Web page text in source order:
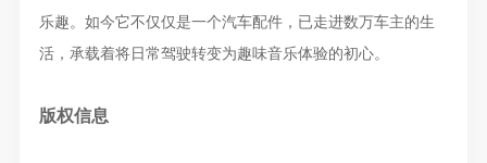
乐趣。 如今它不仅仅是一个汽车配件， 已走进数万车主的生
活， 承载着将日常驾驶转变为趣味音乐体验的初心。
版权信息